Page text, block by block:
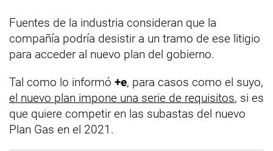
Fuentes de la industria consideran que la
compañía podría desistir a un tramo de ese litigio
para acceder al nuevo plan del gobierno.
Tal como lo informó +e, para casos como el suyo,
el nuevo plan impone una serie de requisitos, si es
que quiere competir en las subastas del nuevo
Plan Gas en el 2021.